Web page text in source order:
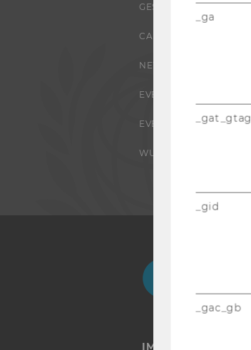
GESELLSCHAFT
CAMPUS
NEWS
EVENTS ARCHIV
EVENTS
WU FOUNDATION
IMPRESSUM
_ga
_gat_gtag
_gid
_gac_gb